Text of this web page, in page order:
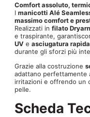
Comfort assoluto,
I manicotti Alé
massimo comfort e
Realizzati in filato
e traspirante,
UV e asciugatura rapida
durante gli sforzi più
Grazie alla costruzione
adattano perfettamente
irritazioni e offrendo un
pelle.
Scheda